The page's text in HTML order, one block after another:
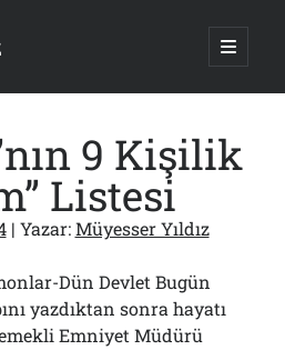
ana
Gömlek Biçilecek Öyle mi?!..
Gibi Sözler!..
9 Kişilik
Listesi
| Yazar:Müyesser Yıldız
Dün Devlet Bugün
yazdıktan sonra hayatı
Emniyet Müdürü